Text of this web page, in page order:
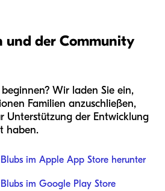
und der Community
beginnen? Wir laden Sie ein,
Familien anzuschließen,
Unterstützung der Entwicklung
haben.
im Apple App Store herunter
im Google Play Store